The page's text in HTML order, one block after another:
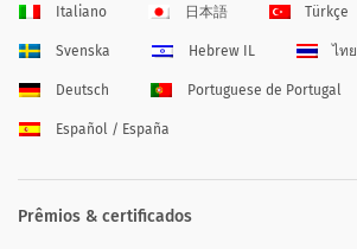
Italiano 日本語 Türkçe
Svenska Hebrew IL ไทย
Deutsch Portuguese de Portugal
Español / España
Prêmios & certificados